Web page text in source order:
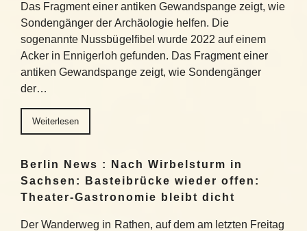
Das Fragment einer antiken Gewandspange zeigt, wie
Sondengänger der Archäologie helfen. Die
sogenannte Nussbügelfibel wurde 2022 auf einem
Acker in Ennigerloh gefunden. Das Fragment einer
antiken Gewandspange zeigt, wie Sondengänger
der…
Weiterlesen
Berlin News : Nach Wirbelsturm in
Sachsen: Basteibrücke wieder offen:
Theater-Gastronomie bleibt dicht
Der Wanderweg in Rathen, auf dem am letzten Freitag